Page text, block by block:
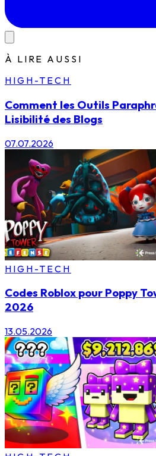
À LIRE AUSSI
HIGH-TECH
Comment les Outils
Lisibilité des Blogs
07.07.2026
HIGH-TECH
Codes Roblox pour Poppy
2026
13.05.2026